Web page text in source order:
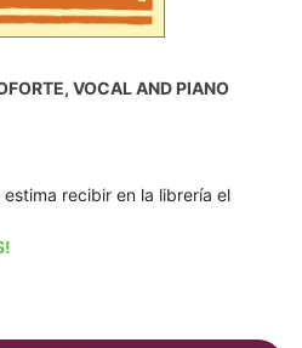
VOCAL AND PIANO
recibir en la librería el